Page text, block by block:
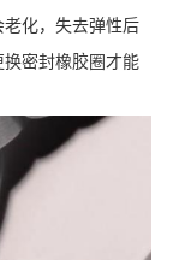
化，失去弹性后
密封橡胶圈才能